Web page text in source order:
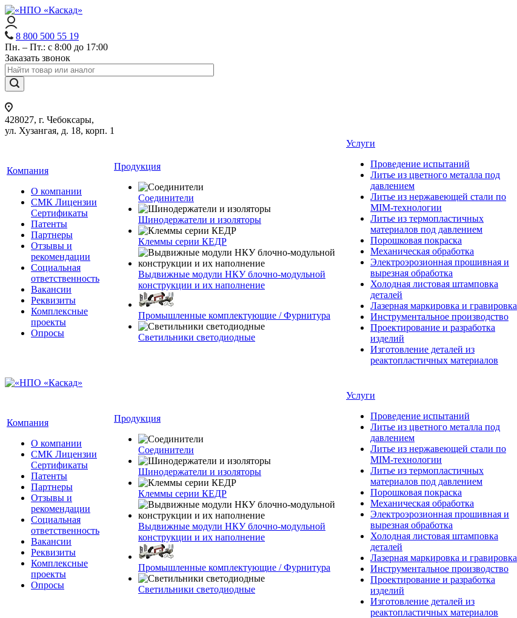
8 800 500 55 19
Пн. – Пт.: с 8:00 до 17:00
Заказать звонок
428027, г. Чебоксары,
ул. Хузангая, д. 18, корп. 1
Компания
О компании
СМК Лицензии
Сертификаты
Патенты
Партнеры
Отзывы и
рекомендации
Социальная
ответственность
Вакансии
Реквизиты
Комплексные
проекты
Опросы
Продукция
Соединители
Шинодержатели и изоляторы
Клеммы серии КЕДР
Выдвижные модули НКУ блочно-модульной
конструкции и их наполнение
Промышленные комплектующие / Фурнитура
Светильники светодиодные
Услуги
Проведение испытаний
Литье из цветного металла под
давлением
Литье из нержавеющей стали по
MIM-технологии
Литье из термопластичных
материалов под давлением
Порошковая покраска
Механическая обработка
Электроэрозионная прошивная и
вырезная обработка
Холодная листовая штамповка
деталей
Лазерная маркировка и гравировка
Инструментальное производство
Проектирование и разработка
изделий
Изготовление деталей из
реактопластичных материалов
Компания
О компании
СМК Лицензии
Сертификаты
Патенты
Партнеры
Отзывы и
рекомендации
Социальная
ответственность
Вакансии
Реквизиты
Комплексные
проекты
Опросы
Продукция
Соединители
Шинодержатели и изоляторы
Клеммы серии КЕДР
Выдвижные модули НКУ блочно-модульной
конструкции и их наполнение
Промышленные комплектующие / Фурнитура
Светильники светодиодные
Услуги
Проведение испытаний
Литье из цветного металла под
давлением
Литье из нержавеющей стали по
MIM-технологии
Литье из термопластичных
материалов под давлением
Порошковая покраска
Механическая обработка
Электроэрозионная прошивная и
вырезная обработка
Холодная листовая штамповка
деталей
Лазерная маркировка и гравировка
Инструментальное производство
Проектирование и разработка
изделий
Изготовление деталей из
реактопластичных материалов